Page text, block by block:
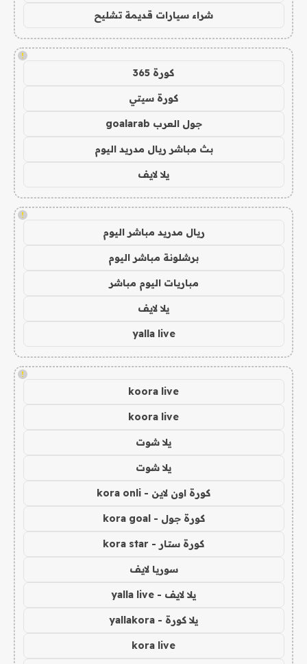
شراء سيارات قديمة تشليح
!
كورة 365
كورة سيتي
جول العرب goalarab
بث مباشر ريال مدريد اليوم
يلا لايف
!
ريال مدريد مباشر اليوم
برشلونة مباشر اليوم
مباريات اليوم مباشر
يلا لايف
yalla live
!
koora live
koora live
يلا شوت
يلا شوت
كورة اون لاين - kora onli
كورة جول - kora goal
كورة ستار - kora star
سوريا لايف
يلا لايف - yalla live
يلا كورة - yallakora
kora live